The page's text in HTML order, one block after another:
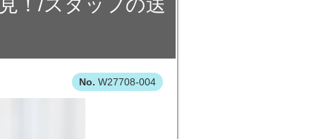
！/スタッフの送
W27708-004